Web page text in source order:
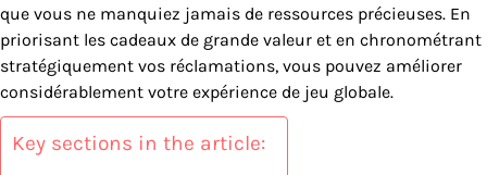
que vous ne manquiez jamais de ressources précieuses. En
priorisant les cadeaux de grande valeur et en chronométrant
stratégiquement vos réclamations, vous pouvez améliorer
considérablement votre expérience de jeu globale.
Key sections in the article: